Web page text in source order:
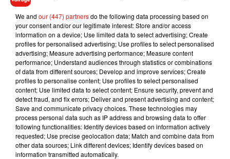
dépôt de cookies que vous avez exprimé. Si vous
souhaitez l'afficher, merci de nous donner votre accord
en cliquant sur le bouton ci-dessous.
Afficher l'élément
Musique
We and our (447) partnersdo the following data processing based on
your consent and/or our legitimate interest: Store and/or access
information on a device; Use limited data to select advertising; Create
profiles for personalised advertising; Use profiles to select personalised
advertising; Measure advertising performance; Measure content
performance; Understand audiences through statistics or combinations
of data from different sources; Develop and improve services; Create
profiles to personalise content; Use profiles to select personalised
content; Use limited data to select content; Ensure security, prevent and
detect fraud, and fix errors; Deliver and present advertising and content;
Save and communicate privacy choices. These technologies may
process personal data such as IP address and browsing data to offer
following functionalities: Identify devices based on information actively
requested; Use precise geolocation data; Match and combine data from
other data sources; Link different devices; Identify devices based on
information transmitted automatically.